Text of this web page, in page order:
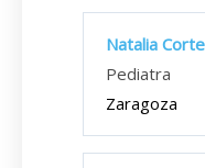
Natalia
Pediatra
Zaragoza